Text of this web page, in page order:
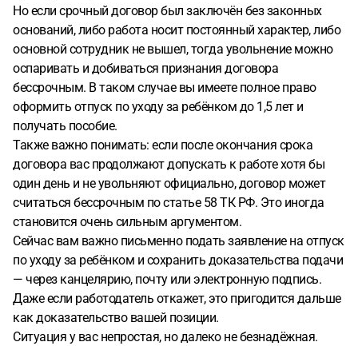
Но если срочный договор был заключён без законных
оснований, либо работа носит постоянный характер, либо
основной сотрудник не вышел, тогда увольнение можно
оспаривать и добиваться признания договора
бессрочным. В таком случае вы имеете полное право
оформить отпуск по уходу за ребёнком до 1,5 лет и
получать пособие.
Также важно понимать: если после окончания срока
договора вас продолжают допускать к работе хотя бы
один день и не увольняют официально, договор может
считаться бессрочным по статье 58 ТК РФ. Это иногда
становится очень сильным аргументом.
Сейчас вам важно письменно подать заявление на отпуск
по уходу за ребёнком и сохранить доказательства подачи
— через канцелярию, почту или электронную подпись.
Даже если работодатель откажет, это пригодится дальше
как доказательство вашей позиции.
Ситуация у вас непростая, но далеко не безнадёжная.